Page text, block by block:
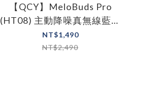
【QCY】MeloBuds Pro
(HT08) 主動降噪真無線藍牙
耳機
NT$1,490
NT$2,490